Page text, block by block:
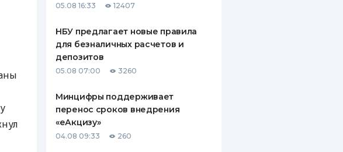
КОМПАНИЯХ
05.08 16:33 12407
НБУ предлагает новые правила
для безналичных расчетов и
депозитов
05.08 07:00 3260
Минцифры поддерживает
перенос сроков внедрения
«еАкцизу»
04.08 09:33 260